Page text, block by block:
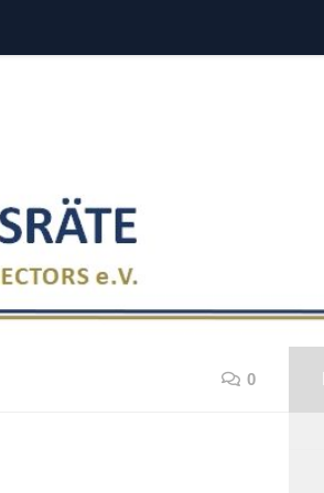
0